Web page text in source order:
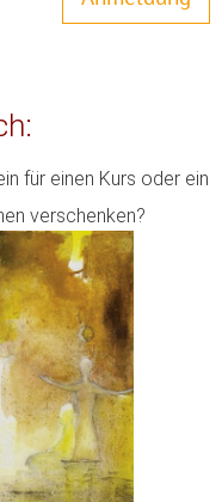
für einen Kurs oder ein
verschenken?